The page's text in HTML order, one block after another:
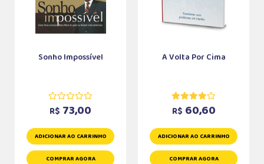
Sonho Impossível
R$ 73,00
ADICIONAR AO CARRINHO
COMPRAR AGORA
A Volta Por Cima
R$ 60,60
ADICIONAR AO CARRINHO
COMPRAR AGORA